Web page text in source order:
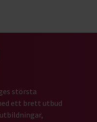
startsida
största
ett brett utbud